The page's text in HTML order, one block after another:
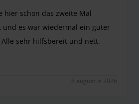
hier schon das zweite Mal
und es war wiedermal ein guter
Alle sehr hilfsbereit und nett.
6 augustus 2026